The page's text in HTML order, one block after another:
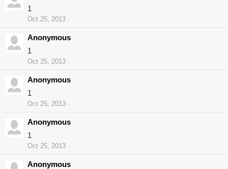
1
Oct 25, 2013
Anonymous
1
Oct 25, 2013
Anonymous
1
Oct 25, 2013
Anonymous
1
Oct 25, 2013
Anonymous